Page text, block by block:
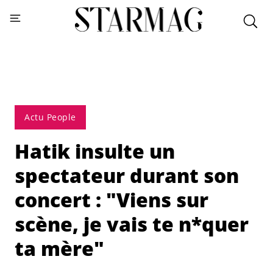
Actu People
Hatik insulte un
spectateur durant son
concert : "Viens sur
scène, je vais te n*quer
ta mère"